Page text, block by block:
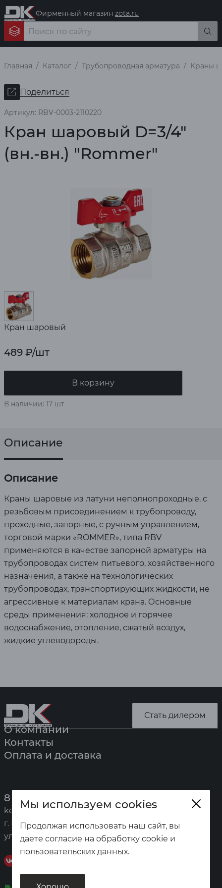
Фирменный магазин zota.ru
Главная Каталог Трубопроводная арматура Краны
Поделиться
Артикул: RBV-0003-2110220
Кран шаровый D=3/4"
(вн.-вн.) "Rommer"
Кран шаровый
489 ₽/шт
В корзину
В наличии: 17 шт
Описание
Описание
Краны шаровые из латуни неполнопроходные, с
резьбовым присоединением к трубопроводу,
проходные, запорные, с ручным управлением,
торговой марки «ROMMER», типа RBV
применяются в качестве запорной арматуры на
трубопроводах систем питьевого, хозяйственного
назначения, а также на технологических
трубопроводах, транспортирующих жидкости, не
агрессивные к материалам крана. Основные
среды применения: холодное и горячее
водоснабжение, отопление, сжатый воздух,
жидкие углеводороды.
Стать дилером
О компании
Контакты
Оплата и доставка
8 (391) 247-7777
kotel@zota.ru
г. Красноярск,
ул. Калинина, 53а
Мы используем cookies
Продолжая использовать наш сайт, вы
даете согласие на обработку cookie и
пользовательских данных.